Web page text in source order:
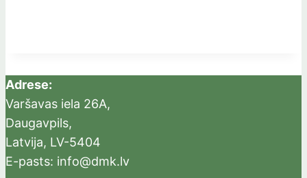
Adrese:
Varšavas iela 26A,
Daugavpils,
Latvija, LV-5404
E-pasts: info@dmk.lv